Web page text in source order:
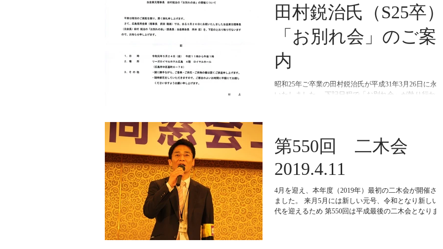
田村鋭治氏（S25卒）
「お別れ会」のご案
内
昭和25年ご卒業の田村鋭治氏が平成31年3月26日に永眠
いたしました。 下記日程で「お別れ会」が執り行われ
第550回 二木会
2019.4.11
4月を迎え、本年度（2019年）最初の二木会が開催され
ました。 来月5月には新しい元号、令和となり新しい時
代を迎えるため 第550回は平成最後の二木会となりまし